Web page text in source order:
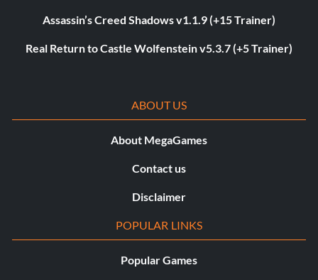
Assassin’s Creed Shadows v1.1.9 (+15 Trainer)
Real Return to Castle Wolfenstein v5.3.7 (+5 Trainer)
ABOUT US
About MegaGames
Contact us
Disclaimer
POPULAR LINKS
Popular Games